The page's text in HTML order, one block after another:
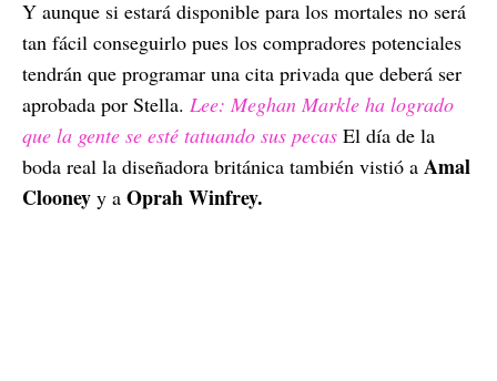
Y aunque si estará disponible para los mortales no será
tan fácil conseguirlo pues los compradores potenciales
tendrán que programar una cita privada que deberá ser
aprobada por Stella. Lee: Meghan Markle ha logrado
que la gente se esté tatuando sus pecas El día de la
boda real la diseñadora británica también vistió a Amal
Clooney y a Oprah Winfrey.